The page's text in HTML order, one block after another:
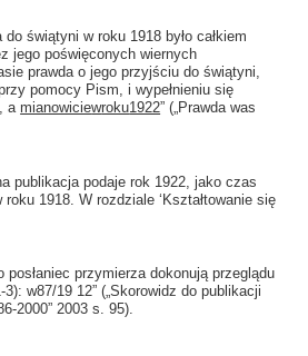
w roku 1918 było całkiem
jego poświęconych wiernych
prawda o jego przyjściu do świątyni,
pomocy Pism, i wypełnieniu się
, amianowiciewroku1922” („Prawda was
podaje rok 1922, jako czas
roku 1918. W rozdziale ‘Kształtowanie się
przymierza dokonują przeglądu
w87/19 12” („Skorowidz do publikacji
2000” 2003 s. 95).